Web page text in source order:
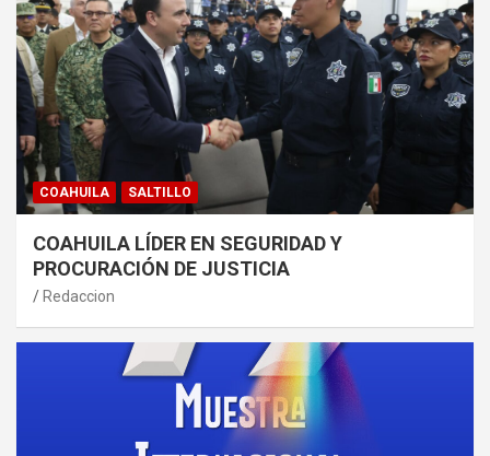
COAHUILA SALTILLO
COAHUILA LÍDER EN SEGURIDAD Y
PROCURACIÓN DE JUSTICIA
Redaccion